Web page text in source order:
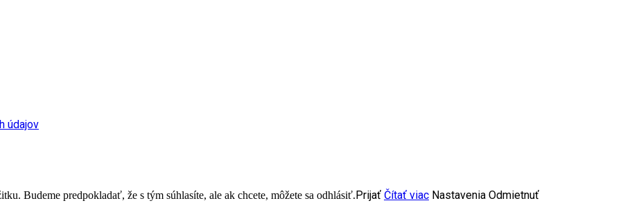
údajov
Budeme predpokladať, že s tým súhlasíte, ale ak chcete, môžete sa odhlásiť.Prijať Čítať viac Nastavenia Odmietnuť